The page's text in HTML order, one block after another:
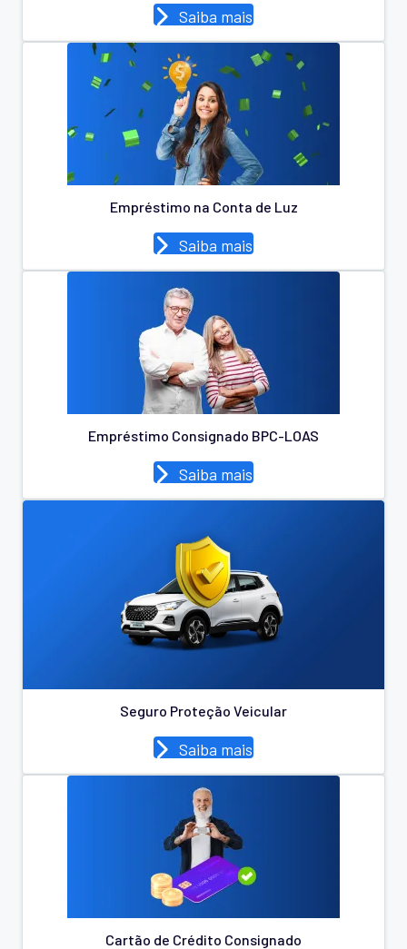
Saiba mais
Empréstimo na Conta de Luz
Saiba mais
Empréstimo Consignado BPC-LOAS
Saiba mais
Seguro Proteção Veicular
Saiba mais
Cartão de Crédito Consignado